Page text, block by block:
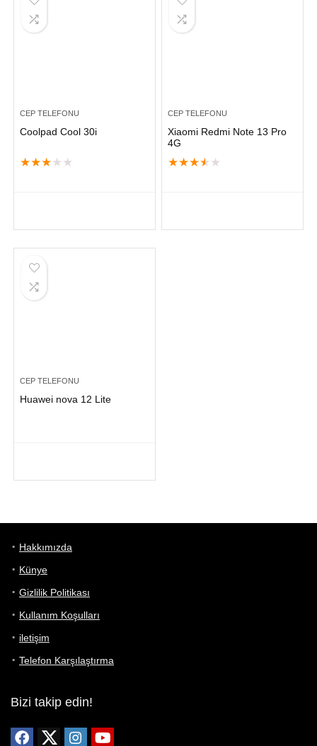
CEP TELEFONU
Coolpad Cool 30i
★★★ ★ ★
CEP TELEFONU
Xiaomi Redmi Note 13 Pro
4G
★★★★ ★
CEP TELEFONU
Huawei nova 12 Lite
Hakkımızda
Künye
Gizlilik Politikası
Kullanım Koşulları
iletişim
Telefon Karşılaştırma
Bizi takip edin!